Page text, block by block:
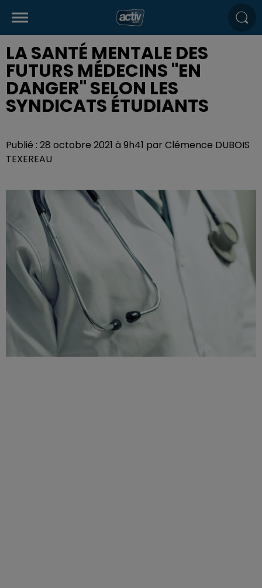
LA SANTÉ MENTALE DES
FUTURS MÉDECINS "EN
DANGER" SELON LES
SYNDICATS ÉTUDIANTS
Publié : 28 octobre 2021 à 9h41 par Clémence DUBOIS
TEXEREAU